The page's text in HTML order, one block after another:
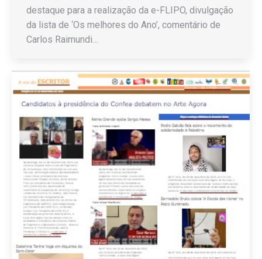
destaque para a realização da e-FLIPO, divulgação
da lista de ‘Os melhores do Ano’, comentário de
Carlos Raimundi…